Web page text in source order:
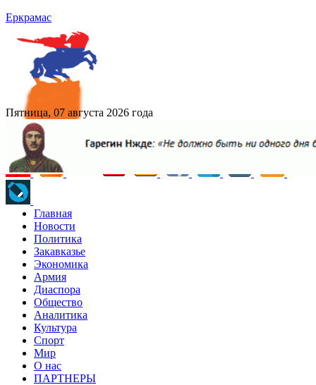
Еркрамас
Пятница, 07 августа 2026 года
Главная
Новости
Политика
Закавказье
Экономика
Армия
Диаспора
Общество
Аналитика
Культура
Спорт
Мир
О нас
ПАРТНЕРЫ